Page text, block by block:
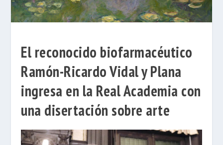
El reconocido biofarmacéutico
Ramón-Ricardo Vidal y Plana
ingresa en la Real Academia con
una disertación sobre arte